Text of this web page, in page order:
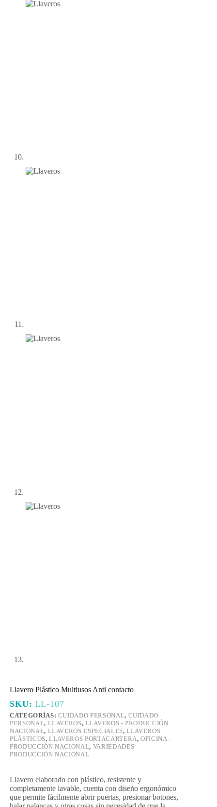
Llavero Plástico Multiusos Anti contacto
SKU:LL-107
CATEGORÍAS: CUIDADO PERSONAL, CUIDADO
PERSONAL, LLAVEROS,LLAVEROS - PRODUCCIÓN
NACIONAL, LLAVEROS ESPECIALES,LLAVEROS
PLÁSTICOS,LLAVEROS PORTACARTERA,OFICINA -
PRODUCCIÓN NACIONAL, VARIEDADES -
PRODUCCIÓN NACIONAL
Llavero elaborado con plástico, resistente y
completamente lavable, cuenta con diseño ergonómico
que permite fácilmente abrir puertas, presionar botones,